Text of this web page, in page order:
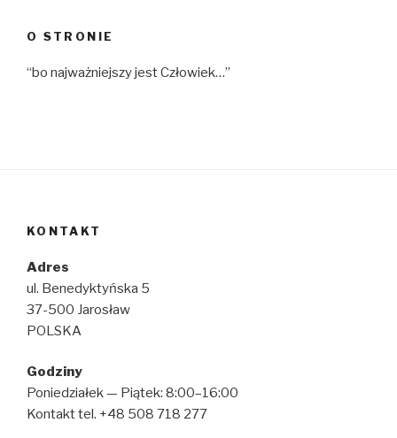
O STRONIE
“bo najważniejszy jest Człowiek…”
KONTAKT
Adres
ul. Benedyktyńska 5
37-500 Jarosław
POLSKA
Godziny
Poniedziałek — Piątek: 8:00–16:00
Kontakt tel. +48 508 718 277